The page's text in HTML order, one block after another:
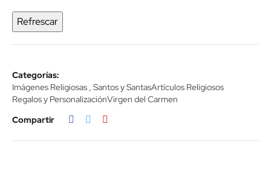
Categorías:
Imágenes Religiosas , Santos y SantasArtículos Religiosos
Regalos y PersonalizaciónVirgen del Carmen
Compartir